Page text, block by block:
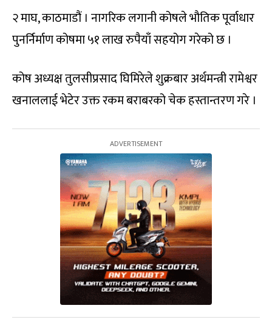
२ माघ, काठमाडौं । नागरिक लगानी कोषले भौतिक पूर्वाधार
पुनर्निर्माण कोषमा ५१ लाख रुपैयाँ सहयोग गरेको छ ।
कोष अध्यक्ष तुलसीप्रसाद घिमिरेले शुक्रबार अर्थमन्त्री रामेश्वर
खनाललाई भेटेर उक्त रकम बराबरको चेक हस्तान्तरण गरे ।